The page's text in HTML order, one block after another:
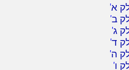
א'
ב'
ג'
ד'
ה'
ו'